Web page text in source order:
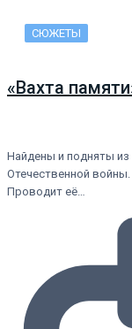
СЮЖЕТЫ
«Вахта
Найдены и подняты из
Отечественной войны.
Проводит её…